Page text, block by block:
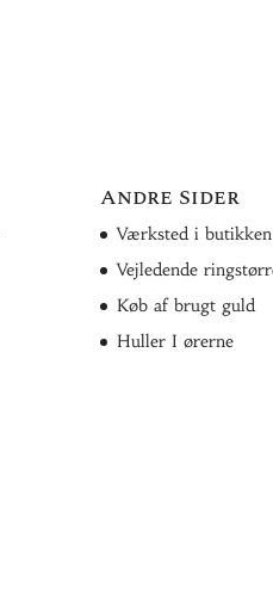
Andre Sider
Værksted i butikken
Vejledende
Køb af brugt guld
Huller I ørerne